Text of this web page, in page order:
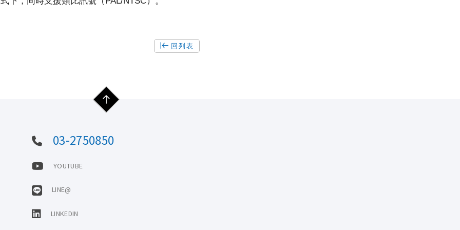
回列表
03-2750850
YOUTUBE
LINE@
LINKEDIN